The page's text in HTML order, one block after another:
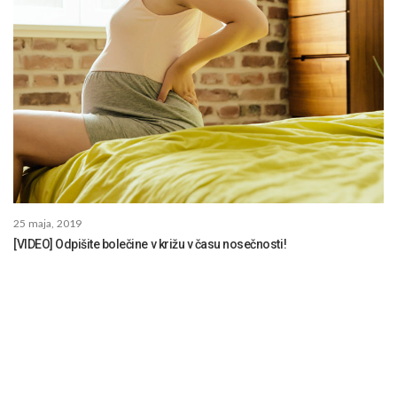
25 maja, 2019
[VIDEO] Odpišite bolečine v križu v času nosečnosti!